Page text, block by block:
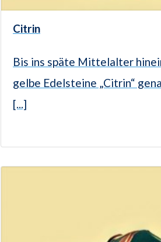
Citrin
Bis ins späte Mittelalter
gelbe Edelsteine „Citrin“
[...]